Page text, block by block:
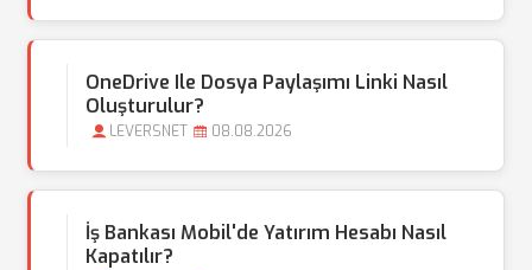
OneDrive Ile Dosya Paylaşımı Linki Nasıl
Oluşturulur?
LEVERSNET 08.08.2026
İş Bankası Mobil'de Yatırım Hesabı Nasıl
Kapatılır?